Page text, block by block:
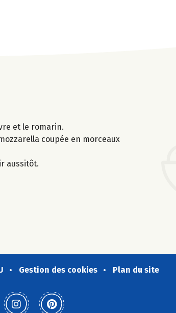
et le romarin.
coupée en morceaux
aussitôt.
Gestion des cookies Plan du site